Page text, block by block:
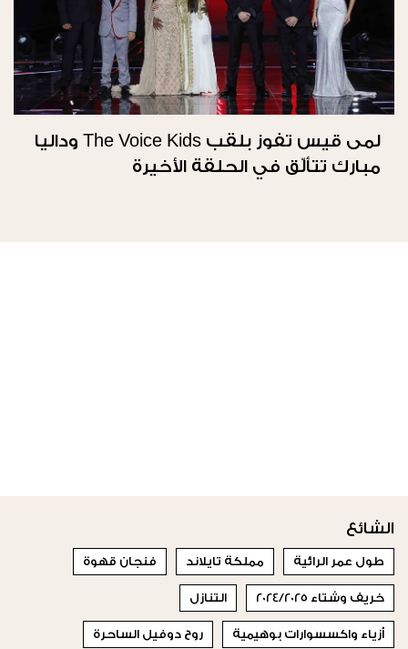
لمى قيس تفوز بلقب The Voice Kids وداليا
مبارك تتألّق في الحلقة الأخيرة
الشائع
طول عمر الرائية مملكة تايلاند فنجان قهوة
خريف وشتاء 2024/2025 التنازل
أزياء واكسسوارات بوهيمية روح دوفيل الساحرة